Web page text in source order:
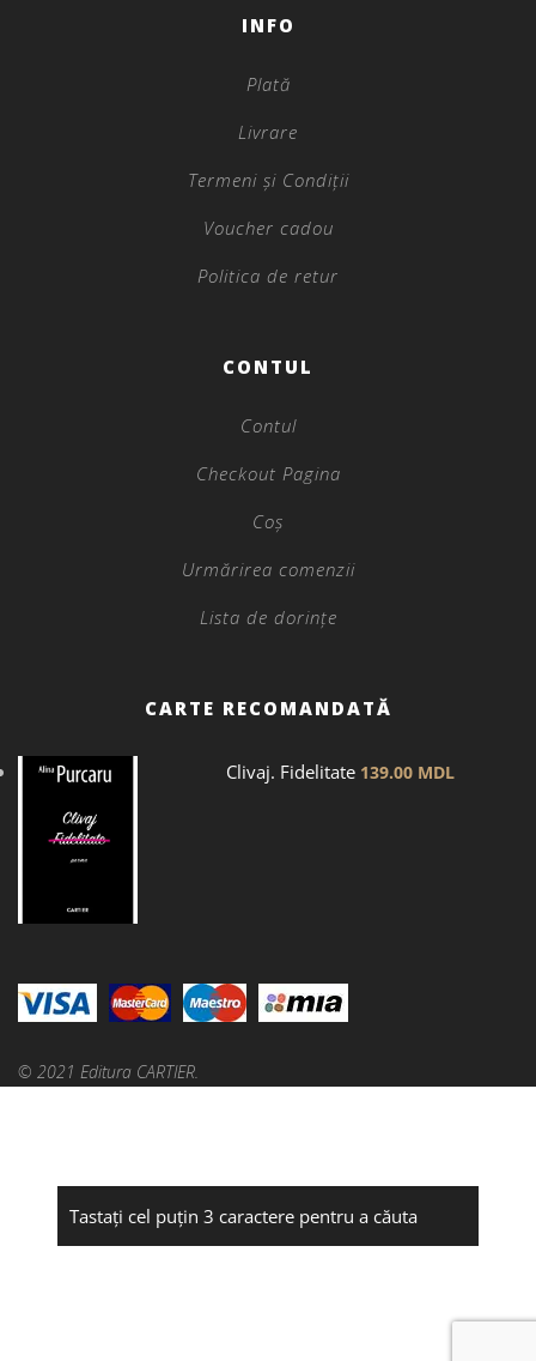
INFO
Plată
Livrare
Termeni și Condiții
Voucher cadou
Politica de retur
CONTUL
Contul
Checkout Pagina
Coș
Urmărirea comenzii
Lista de dorințe
CARTE RECOMANDATĂ
Clivaj. Fidelitate 139.00 MDL
© 2021 Editura CARTIER.